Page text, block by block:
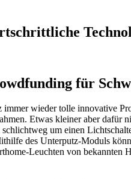
für
immer wieder tolle innovative
Etwas kleiner aber dafür
um einen
des Unterputz-Moduls
Leuchten von